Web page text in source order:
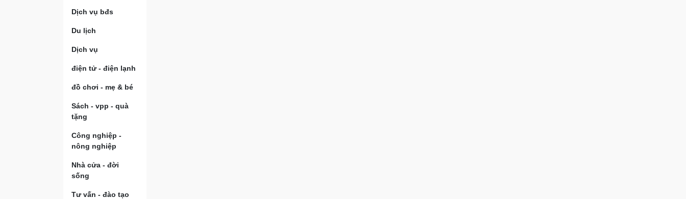
Dịch vụ bđs
Du lịch
Dịch vụ
điện tử - điện lạnh
đồ chơi - mẹ & bé
Sách - vpp - quà
tặng
Công nghiệp -
nông nghiệp
Nhà cửa - đời
sống
Tư vấn - đào tạo